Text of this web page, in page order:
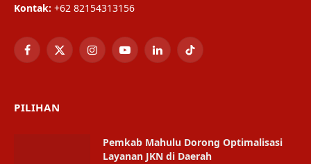
Kontak: +62 82154313156
Facebook
X
InstagramYouTubeLinkedInTikTok
PILIHAN
Pemkab Mahulu Dorong Optimalisasi
Layanan JKN di Daerah